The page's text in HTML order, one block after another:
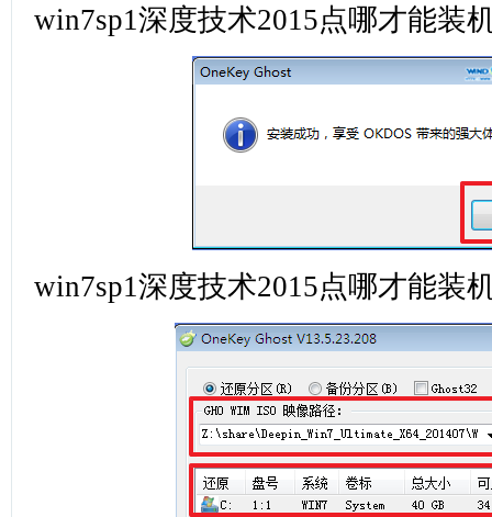
win7sp1深度技术2015点哪才能装
win7sp1深度技术2015点哪才能装